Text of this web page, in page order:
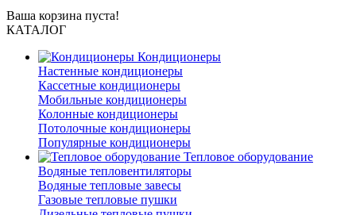
Ваша корзина пуста!
КАТАЛОГ
Кондиционеры
Настенные кондиционеры
Кассетные кондиционеры
Мобильные кондиционеры
Колонные кондиционеры
Потолочные кондиционеры
Популярные кондиционеры
Тепловое оборудование
Водяные тепловентиляторы
Водяные тепловые завесы
Газовые тепловые пушки